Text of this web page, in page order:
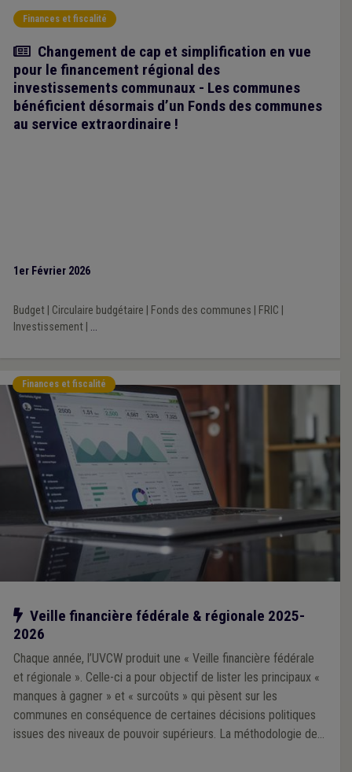
Finances et fiscalité
Article
Changement de cap et simplification en vue
pour le financement régional des
investissements communaux - Les communes
bénéficient désormais d’un Fonds des communes
au service extraordinaire !
1er Février 2026
Budget| Circulaire budgétaire Fonds des communes FRIC
Investissement| ...
Finances et fiscalité
Notre action
Veille financière fédérale & régionale 2025-
2026
Chaque année, l’UVCW produit une « Veille financière fédérale
et régionale ». Celle-ci a pour objectif de lister les principaux «
manques à gagner » et « surcoûts » qui pèsent sur les
communes en conséquence de certaines décisions politiques
issues des niveaux de pouvoir supérieurs. La méthodologie de